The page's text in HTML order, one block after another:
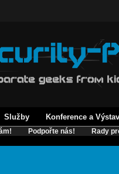
Služby Konference a
Podpořte nás! Rady